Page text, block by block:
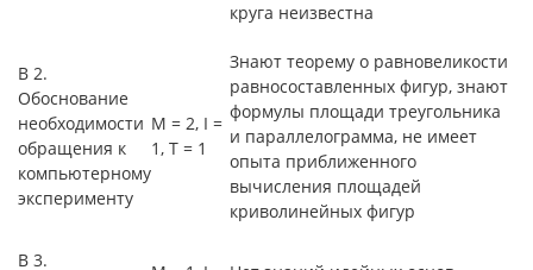
круга неизвестна
В 2.
Обоснование
необходимости
обращения к
компьютерному
эксперименту
М = 2, I =
1, Т = 1
Знают теорему о равновеликости
равносоставленных фигур, знают
формулы площади треугольника
и параллелограмма, не имеет
опыта приближенного
вычисления площадей
криволинейных фигур
В 3.